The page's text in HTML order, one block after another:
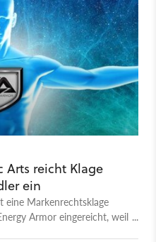
Arts reicht Klage
ein
eine Markenrechtsklage
Armor eingereicht, weil